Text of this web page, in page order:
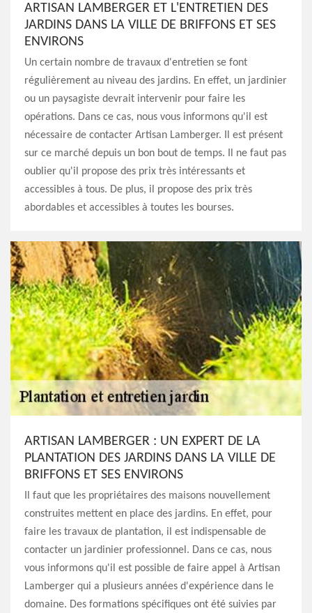
ARTISAN LAMBERGER ET L'ENTRETIEN DES
JARDINS DANS LA VILLE DE BRIFFONS ET SES
ENVIRONS
Un certain nombre de travaux d'entretien se font
régulièrement au niveau des jardins. En effet, un jardinier
ou un paysagiste devrait intervenir pour faire les
opérations. Dans ce cas, nous vous informons qu'il est
nécessaire de contacter Artisan Lamberger. Il est présent
sur ce marché depuis un bon bout de temps. Il ne faut pas
oublier qu'il propose des prix très intéressants et
accessibles à tous. De plus, il propose des prix très
abordables et accessibles à toutes les bourses.
ARTISAN LAMBERGER : UN EXPERT DE LA
PLANTATION DES JARDINS DANS LA VILLE DE
BRIFFONS ET SES ENVIRONS
Il faut que les propriétaires des maisons nouvellement
construites mettent en place des jardins. En effet, pour
faire les travaux de plantation, il est indispensable de
contacter un jardinier professionnel. Dans ce cas, nous
vous informons qu'il est possible de faire appel à Artisan
Lamberger qui a plusieurs années d'expérience dans le
domaine. Des formations spécifiques ont été suivies par